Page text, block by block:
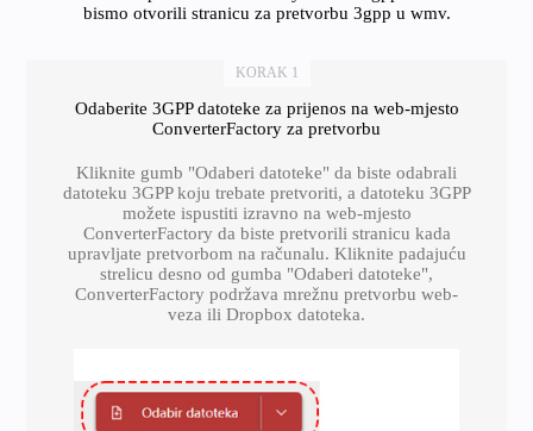
bismo otvorili stranicu za pretvorbu 3gpp u wmv.
KORAK 1
Odaberite 3GPP datoteke za prijenos na web-mjesto
ConverterFactory za pretvorbu
Kliknite gumb "Odaberi datoteke" da biste odabrali
datoteku 3GPP koju trebate pretvoriti, a datoteku 3GPP
možete ispustiti izravno na web-mjesto
ConverterFactory da biste pretvorili stranicu kada
upravljate pretvorbom na računalu. Kliknite padajuću
strelicu desno od gumba "Odaberi datoteke",
ConverterFactory podržava mrežnu pretvorbu web-
veza ili Dropbox datoteka.